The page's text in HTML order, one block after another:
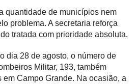
quantidade de municípios nem
problema. A secretaria reforça
tratada com prioridade absoluta.
dia 28 de agosto, o número de
Militar, 193, também
Campo Grande. Na ocasião, a